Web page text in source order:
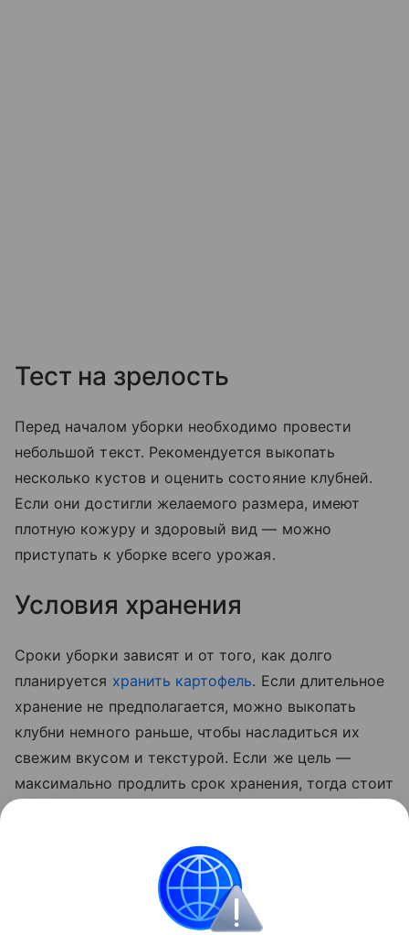
Тест на зрелость
Перед началом уборки необходимо провести
небольшой текст. Рекомендуется выкопать
несколько кустов и оценить состояние клубней.
Если они достигли желаемого размера, имеют
плотную кожуру и здоровый вид — можно
приступать к уборке всего урожая.
Условия хранения
Сроки уборки зависят и от того, как долго
планируется хранить картофель. Если длительное
хранение не предполагается, можно выкопать
клубни немного раньше, чтобы насладиться их
свежим вкусом и текстурой. Если же цель —
максимально продлить срок хранения, тогда стоит
сохраняя свои питательные свойства в течение